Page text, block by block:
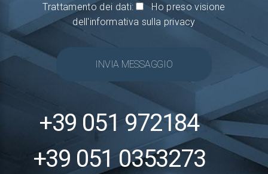
Trattamento dei dati:
Ho preso visione
dell'informativa sulla privacy
INVIA MESSAGGIO
+39 051 972184
+39 051 0353273